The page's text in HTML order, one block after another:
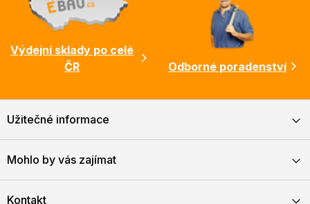
Výdejní sklady po celé
ČR
Odborné poradenství
Užitečné informace
Mohlo by vás zajímat
Kontakt